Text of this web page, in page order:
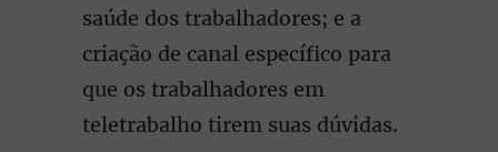
saúde dos trabalhadores; e a
criação de canal específico para
que os trabalhadores em
teletrabalho tirem suas dúvidas.